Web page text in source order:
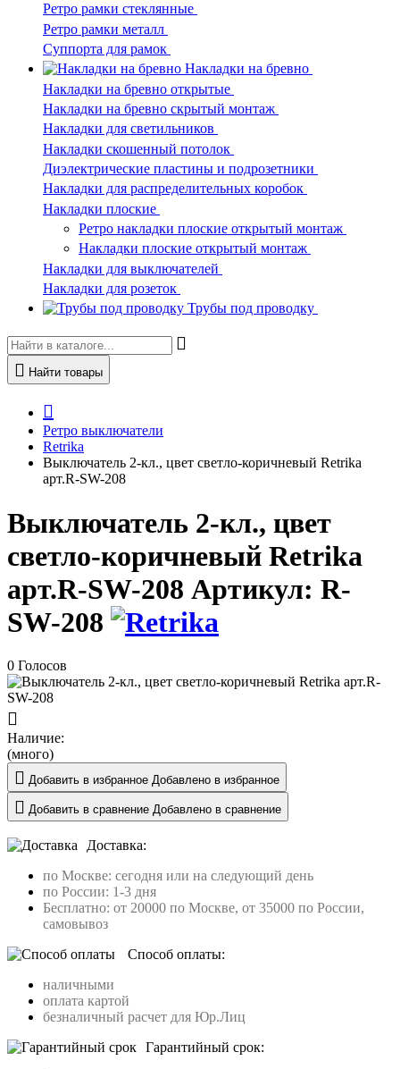
Ретро рамки стеклянные
Ретро рамки металл
Суппорта для рамок
Накладки на бревно
Накладки на бревно открытые
Накладки на бревно скрытый монтаж
Накладки для светильников
Накладки скошенный потолок
Диэлектрические пластины и подрозетники
Накладки для распределительных коробок
Накладки плоские
Ретро накладки плоские открытый монтаж
Накладки плоские открытый монтаж
Накладки для выключателей
Накладки для розеток
Трубы под проводку
Найти товары
Ретро выключатели
Retrika
Выключатель 2-кл., цвет светло-коричневый Retrika
арт.R-SW-208
Выключатель 2-кл., цвет
светло-коричневый Retrika
арт.R-SW-208 Артикул: R-
SW-208
0 Голосов
Наличие:
(много)
Добавить в избранное Добавлено в избранное
Добавить в сравнение Добавлено в сравнение
Доставка:
по Москве: сегодня или на следующий день
по России: 1-3 дня
Бесплатно: от 20000 по Москве, от 35000 по России,
самовывоз
Способ оплаты:
наличными
оплата картой
безналичный расчет для Юр.Лиц
Гарантийный срок: